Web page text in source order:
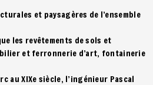
et paysagères de l’ensemble
les revêtements de sols et
et ferronnerie d’art, fontainerie
au XIXe siècle, l’ingénieur Pascal